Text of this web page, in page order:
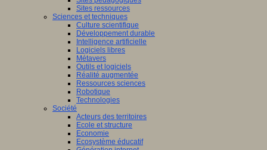
Sites ressources
Sciences et techniques
Culture scientifique
Développement durable
Intelligence artificielle
Logiciels libres
Métavers
Outils et logiciels
Réalité augmentée
Ressources sciences
Robotique
Technologies
Société
Acteurs des territoires
Ecole et structure
Economie
Ecosystème éducatif